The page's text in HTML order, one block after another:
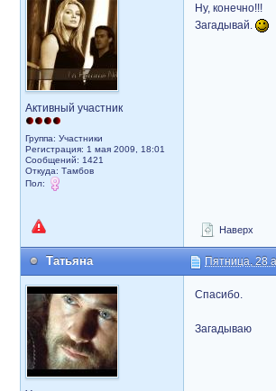
Активный участник
Группа: Участники
Регистрация: 1 мая 2009, 18:01
Сообщений: 1421
Откуда: Тамбов
Пол:
Ну, конечно!!!
Загадывай.
Наверх
Татьяна Пятница, 28
Спасибо.
Загадываю